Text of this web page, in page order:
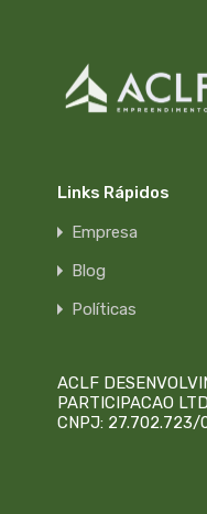
Links Rápidos
Empresa
Blog
Políticas
ACLF
PARTICIPACAO
CNPJ: 27.702.723/